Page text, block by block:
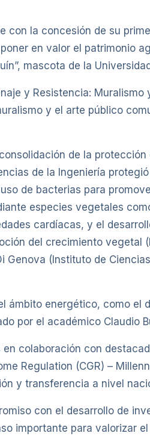
con la concesión de su
en valor el patrimonio
mascota de la
y Resistencia: Muralismo
y el arte público
de la
de la Ingeniería
de bacterias para
especies vegetales
cardíacas, y el
del crecimiento vegetal
(Instituto de
ámbito energético, como el
por el académico Claudio
colaboración con
Regulation (CGR) –
y transferencia a nivel
con el desarrollo de
importante para valorizar